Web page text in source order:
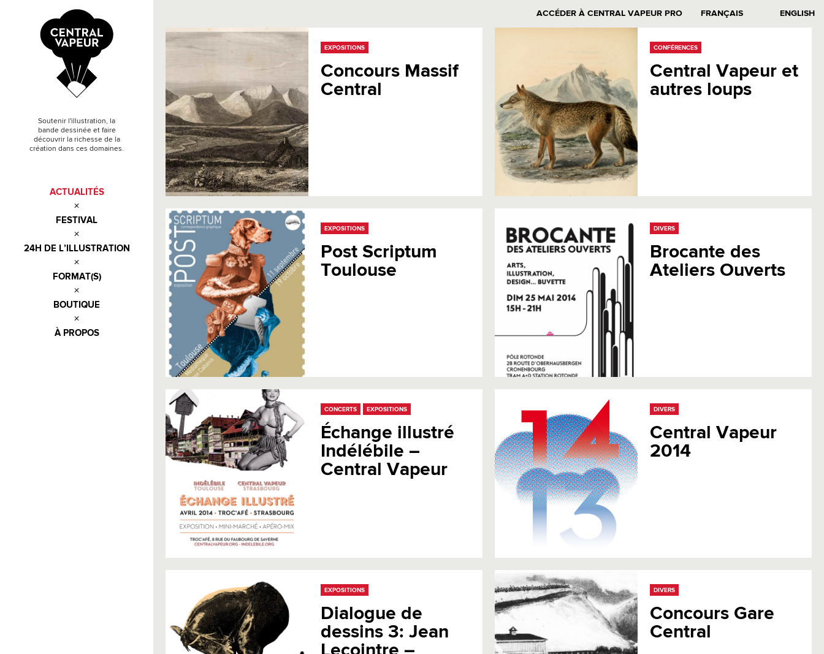
Soutenir l'illustration, la
bande dessinée et faire
découvrir la richesse de la
création dans ces domaines.
ACTUALITÉS
FESTIVAL
24H DE L’ILLUSTRATION
FORMAT(S)
BOUTIQUE
À PROPOS
ACCÉDER À CENTRAL VAPEUR PRO FRANÇAIS ENGLISH
EXPOSITIONS
Concours Massif
Central
CONFÉRENCES
Central Vapeur et
autres loups
EXPOSITIONS
Post Scriptum
Toulouse
DIVERS
Brocante des
Ateliers Ouverts
CONCERTS EXPOSITIONS
Échange illustré
Indélébile –
Central Vapeur
DIVERS
Central Vapeur
2014
EXPOSITIONS
Dialogue de
dessins 3: Jean
DIVERS
Concours Gare
Central